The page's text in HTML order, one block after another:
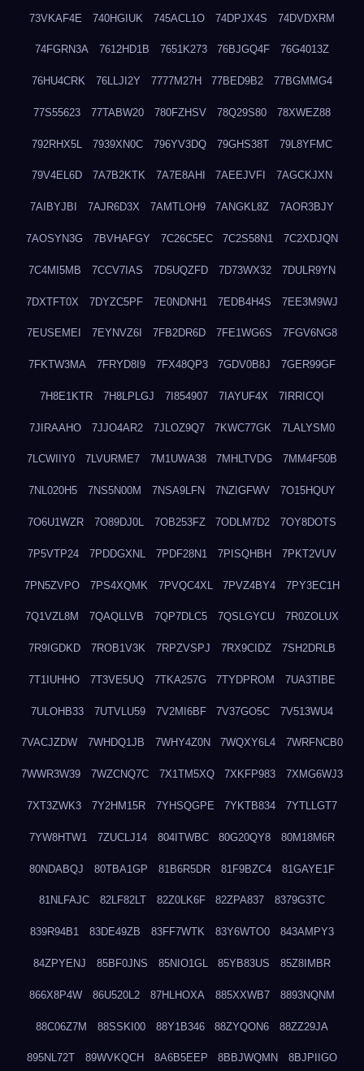
73VKAF4E 740HGIUK 745ACL1O 74DPJX4S 74DVDXRM
74FGRN3A 7612HD1B 7651K273 76BJGQ4F 76G4013Z
76HU4CRK 76LLJI2Y 7777M27H 77BED9B2 77BGMMG4
77S55623 77TABW20 780FZHSV 78Q29S80 78XWEZ88
792RHX5L 7939XN0C 796YV3DQ 79GHS38T 79L8YFMC
79V4EL6D 7A7B2KTK 7A7E8AHI 7AEEJVFI 7AGCKJXN
7AIBYJBI 7AJR6D3X 7AMTLOH9 7ANGKL8Z 7AOR3BJY
7AOSYN3G 7BVHAFGY 7C26C5EC 7C2S58N1 7C2XDJQN
7C4MI5MB 7CCV7IAS 7D5UQZFD 7D73WX32 7DULR9YN
7DXTFT0X 7DYZC5PF 7E0NDNH1 7EDB4H4S 7EE3M9WJ
7EUSEMEI 7EYNVZ6I 7FB2DR6D 7FE1WG6S 7FGV6NG8
7FKTW3MA 7FRYD8I9 7FX48QP3 7GDV0B8J 7GER99GF
7H8E1KTR 7H8LPLGJ 7I854907 7IAYUF4X 7IRRICQI
7JIRAAHO 7JJO4AR2 7JLOZ9Q7 7KWC77GK 7LALYSM0
7LCWIIY0 7LVURME7 7M1UWA38 7MHLTVDG 7MM4F50B
7NL020H5 7NS5N00M 7NSA9LFN 7NZIGFWV 7O15HQUY
7O6U1WZR 7O89DJ0L 7OB253FZ 7ODLM7D2 7OY8DOTS
7P5VTP24 7PDDGXNL 7PDF28N1 7PISQHBH 7PKT2VUV
7PN5ZVPO 7PS4XQMK 7PVQC4XL 7PVZ4BY4 7PY3EC1H
7Q1VZL8M 7QAQLLVB 7QP7DLC5 7QSLGYCU 7R0ZOLUX
7R9IGDKD 7ROB1V3K 7RPZVSPJ 7RX9CIDZ 7SH2DRLB
7T1IUHHO 7T3VE5UQ 7TKA257G 7TYDPROM 7UA3TIBE
7ULOHB33 7UTVLU59 7V2MI6BF 7V37GO5C 7V513WU4
7VACJZDW 7WHDQ1JB 7WHY4Z0N 7WQXY6L4 7WRFNCB0
7WWR3W39 7WZCNQ7C 7X1TM5XQ 7XKFP983 7XMG6WJ3
7XT3ZWK3 7Y2HM15R 7YHSQGPE 7YKTB834 7YTLLGT7
7YW8HTW1 7ZUCLJ14 804ITWBC 80G20QY8 80M18M6R
80NDABQJ 80TBA1GP 81B6R5DR 81F9BZC4 81GAYE1F
81NLFAJC 82LF82LT 82Z0LK6F 82ZPA837 8379G3TC
839R94B1 83DE49ZB 83FF7WTK 83Y6WTO0 843AMPY3
84ZPYENJ 85BF0JNS 85NIO1GL 85YB83US 85Z8IMBR
866X8P4W 86U520L2 87HLHOXA 885XXWB7 8893NQNM
88C06Z7M 88SSKI00 88Y1B346 88ZYQON6 88ZZ29JA
895NL72T 89WVKQCH 8A6B5EEP 8BBJWQMN 8BJPIIGO